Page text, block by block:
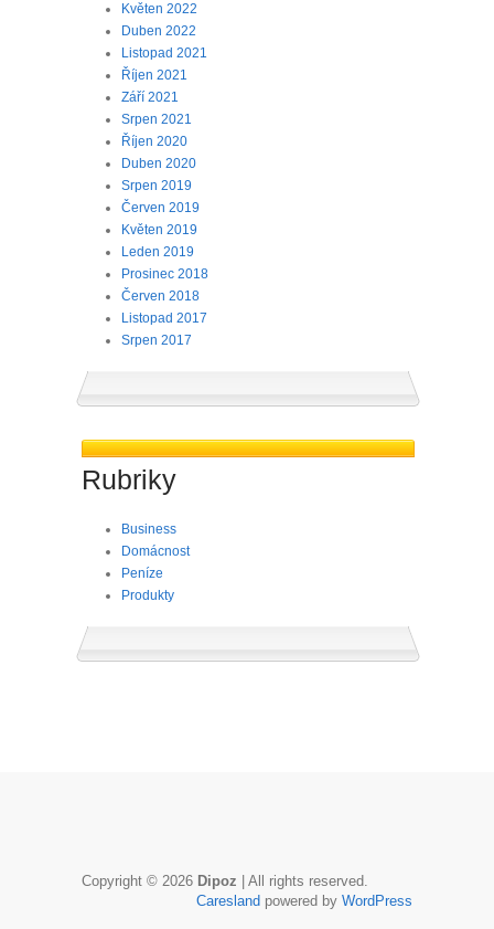
Květen 2022
Duben 2022
Listopad 2021
Říjen 2021
Září 2021
Srpen 2021
Říjen 2020
Duben 2020
Srpen 2019
Červen 2019
Květen 2019
Leden 2019
Prosinec 2018
Červen 2018
Listopad 2017
Srpen 2017
Rubriky
Business
Domácnost
Peníze
Produkty
Copyright © 2026 Dipoz
| All rights reserved.
Caresland powered by WordPress